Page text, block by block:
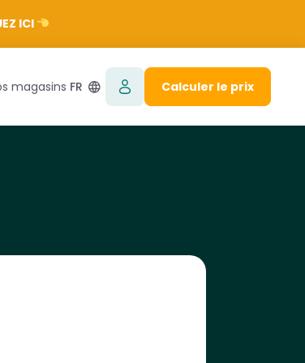
ICI
magasins FR Calculer le prix